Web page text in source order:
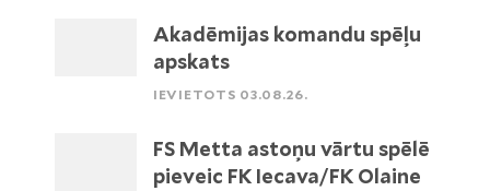
Akadēmijas komandu spēļu
apskats
IEVIETOTS 03.08.26.
FS Metta astoņu vārtu spēlē
pieveic FK Iecava/FK Olaine